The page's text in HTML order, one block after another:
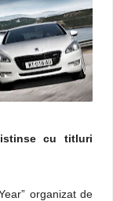
cu titluri
organizat de